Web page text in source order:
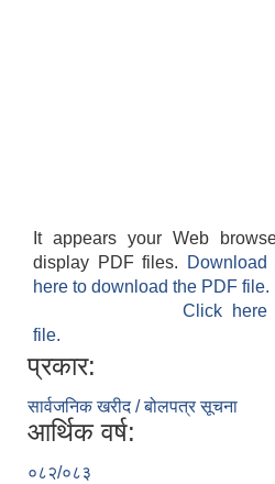
It appears your Web
display PDF files.
here to download the PDF file.
Click
file.
प्रकार:
सार्वजनिक खरीद / बोलपत्र सूचना
आर्थिक वर्ष:
०८२/०८३